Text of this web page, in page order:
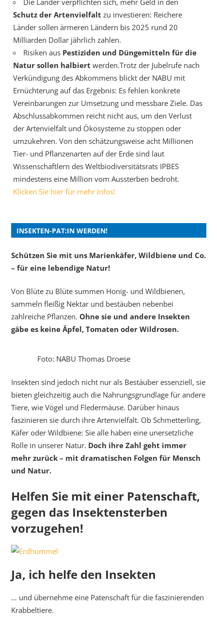
Schutz der Artenvielfalt zu investieren: Reichere
Länder sollen ärmeren Ländern bis 2025 rund 20
Milliarden Dollar jährlich zahlen.
Risiken aus Pestiziden und Düngemitteln für die
Natur sollen halbiert werden.Trotz der Jubelrufe nach
Verkündigung des Abkommens blickt der NABU mit
Ernüchterung auf das Ergebnis: Es fehlen konkrete
Vereinbarungen zur Umsetzung und messbare Ziele. Das
Abschlussabkommen reicht nicht aus, um den Verlust
der Artenvielfalt und Ökosysteme zu stoppen oder
umzukehren. Von den schätzungsweise acht Millionen
Tier- und Pflanzenarten auf der Erde sind laut
Wissenschaftlern des Weltbiodiversitätsrats IPBES
mindestens eine Million vom Aussterben bedroht.
Klicken Sie hier für mehr Infos!
INSEKTEN-PAT:IN WERDEN!
Schützen Sie mit uns Marienkäfer, Wildbiene und Co.
– für eine lebendige Natur!
Von Blüte zu Blüte summen Honig- und Wildbienen,
sammeln fleißig Nektar und bestäuben nebenbei
zahlreiche Pflanzen. Ohne sie und andere Insekten
gäbe es keine Äpfel, Tomaten oder Wildrosen.
Foto: NABU Thomas Droese
Insekten sind jedoch nicht nur als Bestäuber essenziell, sie
bieten gleichzeitig auch die Nahrungsgrundlage für andere
Tiere, wie Vögel und Fledermäuse. Darüber hinaus
faszinieren sie durch ihre Artenvielfalt. Ob Schmetterling,
Käfer oder Wildbiene: Sie alle haben eine unersetzliche
Rolle in unserer Natur. Doch ihre Zahl geht immer
mehr zurück – mit dramatischen Folgen für Mensch
und Natur.
Helfen Sie mit einer Patenschaft,
gegen das Insektensterben
vorzugehen!
Ja, ich helfe den Insekten
… und übernehme eine Patenschaft für die faszinierenden
Krabbeltiere.